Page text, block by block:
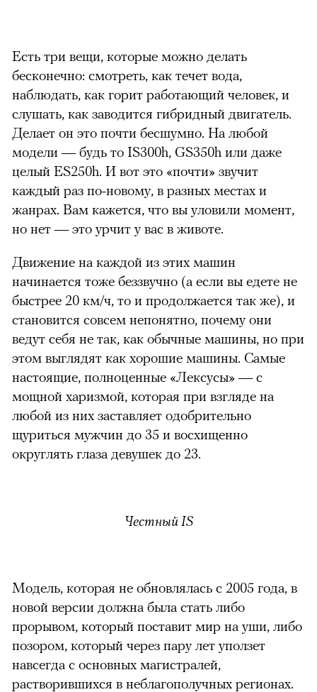
Есть три вещи, которые можно делать
бесконечно: смотреть, как течет вода,
наблюдать, как горит работающий человек, и
слушать, как заводится гибридный двигатель.
Делает он это почти бесшумно. На любой
модели — будь то IS300h, GS350h или даже
целый ES250h. И вот это «почти» звучит
каждый раз по-новому, в разных местах и
жанрах. Вам кажется, что вы уловили момент,
но нет — это урчит у вас в животе.
Движение на каждой из этих машин
начинается тоже беззвучно (а если вы едете не
быстрее 20 км/ч, то и продолжается так же), и
становится совсем непонятно, почему они
ведут себя не так, как обычные машины, но при
этом выглядят как хорошие машины. Самые
настоящие, полноценные «Лексусы» — с
мощной харизмой, которая при взгляде на
любой из них заставляет одобрительно
щуриться мужчин до 35 и восхищенно
округлять глаза девушек до 23.
00:00/ 00:00
можно через
Честный IS
Модель, которая не обновлялась с 2005 года, в
новой версии должна была стать либо
прорывом, который поставит мир на уши, либо
позором, который через пару лет уползет
навсегда с основных магистралей,
растворившихся в неблагополучных регионах.